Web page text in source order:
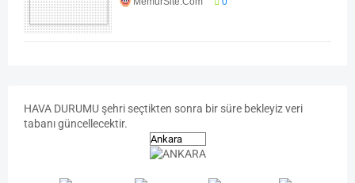
Ekonomi-Piyasa-
Kampanya
HAVA DURUMU şehri seçtikten sonra bir süre bekleyiz veri
tabanı güncellecektir.